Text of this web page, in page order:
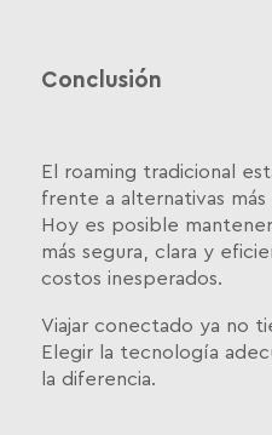
Conclusión
El roaming tradicional
frente a alternativas
Hoy es posible
más segura, clara y
costos inesperados.
Viajar conectado ya no
Elegir la tecnología
la diferencia.